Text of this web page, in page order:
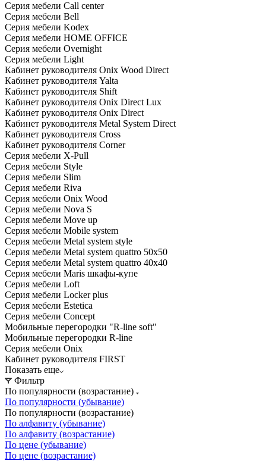
Серия мебели Call center
Серия мебели Bell
Серия мебели Kodex
Серия мебели HOME OFFICE
Серия мебели Overnight
Серия мебели Light
Кабинет руководителя Onix Wood Direct
Кабинет руководителя Yalta
Кабинет руководителя Shift
Кабинет руководителя Onix Direct Lux
Кабинет руководителя Onix Direct
Кабинет руководителя Metal System Direct
Кабинет руководителя Cross
Кабинет руководителя Corner
Серия мебели X-Pull
Серия мебели Style
Серия мебели Slim
Серия мебели Riva
Серия мебели Onix Wood
Серия мебели Nova S
Серия мебели Move up
Серия мебели Mobile system
Серия мебели Metal system style
Серия мебели Metal system quattro 50x50
Серия мебели Metal system quattro 40x40
Серия мебели Maris шкафы-купе
Серия мебели Loft
Серия мебели Locker plus
Серия мебели Estetica
Серия мебели Concept
Мобильные перегородки "R-line soft"
Мобильные перегородки R-line
Серия мебели Onix
Кабинет руководителя FIRST
Показать еще
Фильтр
По популярности (возрастание)
По популярности (убывание)
По популярности (возрастание)
По алфавиту (убывание)
По алфавиту (возрастание)
По цене (убывание)
По цене (возрастание)